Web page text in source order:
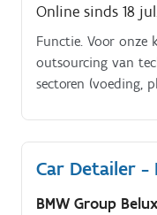
Online sinds 18
Functie. Voor onze
outsourcing van
sectoren (voeding,
Car Detailer -
BMW Group